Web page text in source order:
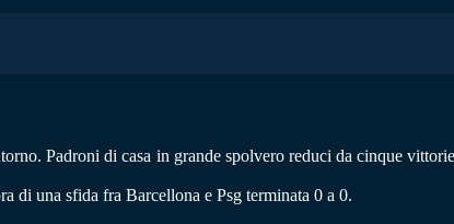
Padroni di casa in grande spolvero reduci da cinque
di una sfida fra Barcellona e Psg terminata 0 a 0.